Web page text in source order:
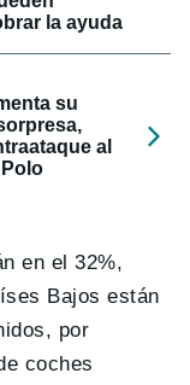
la ayuda
su
al
en el 32%,
Bajos están
por
coches